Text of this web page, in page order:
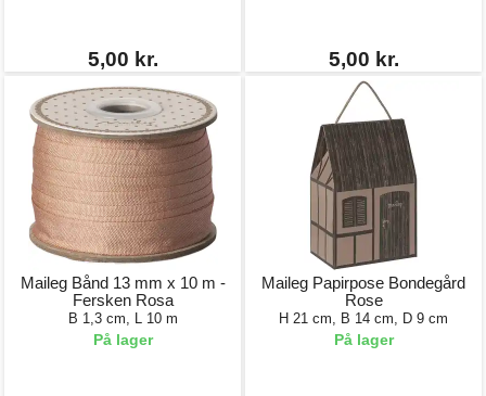
5,00 kr. 5,00 kr.
Maileg Bånd 13 mm x 10 m -
Fersken Rosa
B 1,3 cm, L 10 m
På lager
Maileg Papirpose Bondegård
Rose
H 21 cm, B 14 cm, D 9 cm
På lager